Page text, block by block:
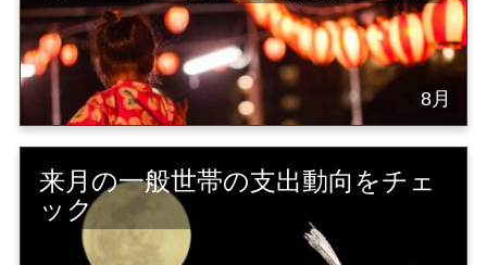
8月
来月の一般世帯の支出動向をチェ
ック